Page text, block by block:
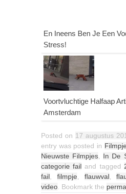
En Ineens Ben Je Een
Stress!
Voortvluchtige Halfaap
Amsterdam
Posted on 17 augustus
entry was posted in
Nieuwste Filmpjes
In De
categorie fail and tagged
fail
filmpje flauwval,
video . Bookmark the